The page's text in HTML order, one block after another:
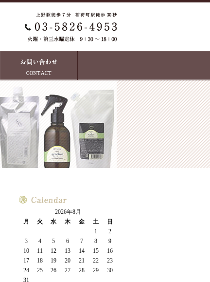
2026年8月
月
火 水 木 金 土
日
1
2
3
4 5 6 7 8
9
10
11 12 13 14 15
16
17
18 19 20 21 22
23
24
25 26 27 28 29
30
31